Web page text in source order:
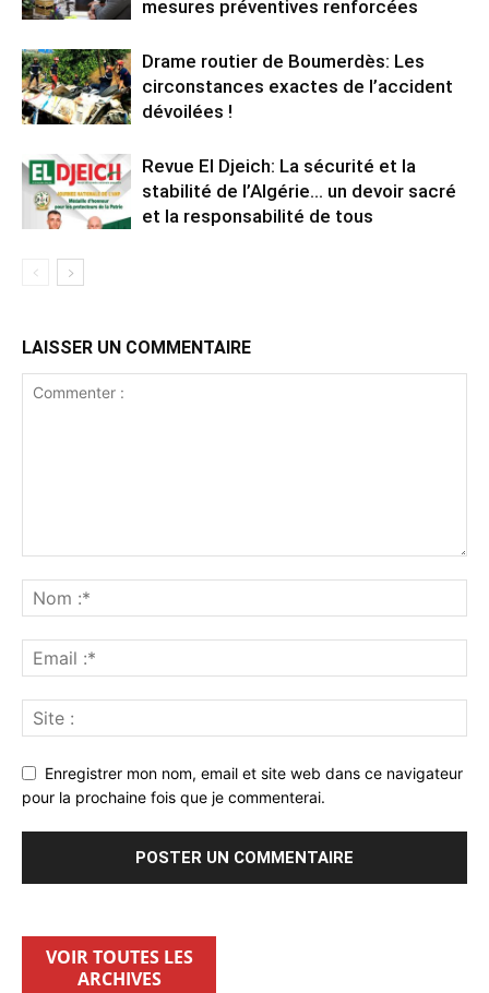
mesures préventives renforcées
Drame routier de Boumerdès: Les
circonstances exactes de l’accident
dévoilées !
Revue El Djeich: La sécurité et la
stabilité de l’Algérie… un devoir sacré
et la responsabilité de tous
LAISSER UN COMMENTAIRE
Enregistrer mon nom, email et site web dans ce navigateur
pour la prochaine fois que je commenterai.
VOIR TOUTES LES
ARCHIVES